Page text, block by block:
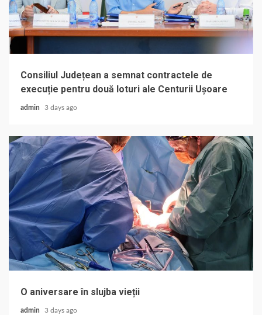
Consiliul Județean a semnat contractele de
execuție pentru două loturi ale Centurii Ușoare
admin 3 days ago
O aniversare în slujba vieții
admin 3 days ago